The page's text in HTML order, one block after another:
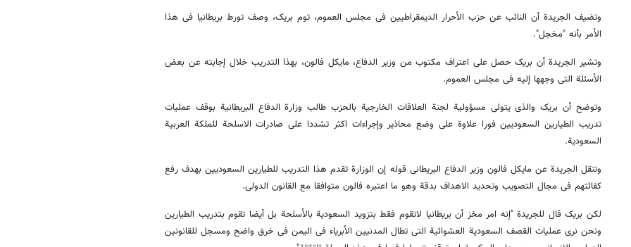
وتضیف الجریدة أن النائب عن حزب الأحرار الدیمقراطیین فی مجلس العموم، توم بریک، وصف تورط بریطانیا فی هذا
الأمر بأنه "مخجل".
وتشیر الجریدة أن بریک حصل على اعتراف مکتوب من وزیر الدفاع، مایکل فالون، بهذا التدریب خلال إجابته عن بعض
الأسئلة التی وجهها إلیه فی مجلس العموم.
وتوضح أن بریک والذی یتولى مسؤولیة لجنة العلاقات الخارجیة بالحزب طالب وزارة الدفاع البریطانیة بوقف عملیات
تدریب الطیارین السعودیین فورا علاوة على وضع محاذیر وإجراءات اکثر تشددا على صادرات الاسلحة للملکة العربیة
السعودیة.
وتنقل الجریدة عن مایکل فالون وزیر الدفاع البریطانی قوله إن الوزارة تقدم هذا التدریب للطیارین السعودیین بهدف رفع
کفائتهم فی مجال التصویب وتحدید الاهداف بدقة وهو ما اعتبره فالون متوافقا مع القانون الدولی.
لکن بریک قال للجریدة "إنه امر مخز أن بریطانیا لاتقوم فقط بتزوید السعودیة بالأسلحة بل أیضا تقوم بتدریب الطیارین
ونحن نرى عملیات القصف السعودیة العشوائیة التی تطال المدنیین الأبریاء فی الیمن فی خرق واضح ومسجل للقانونین